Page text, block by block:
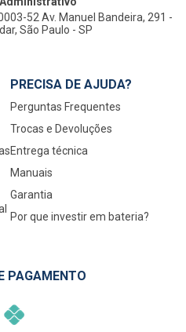
52 Av. Manuel Bandeira, 291 -
São Paulo - SP
PRECISA DE AJUDA?
Perguntas Frequentes
Trocas e Devoluções
Entrega técnica
Manuais
Garantia
Por que investir em bateria?
PAGAMENTO